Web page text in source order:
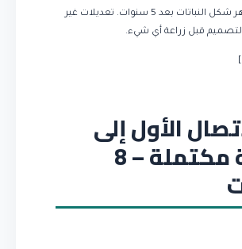
نموذج 3D يُظهر شكل النباتات بعد 5 سنوات. تعديلات غير
قبل زراعة أي شيء.
الأول إلى
حديقة مكتملة – 8